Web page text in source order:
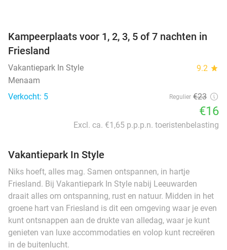
Kampeerplaats voor 1, 2, 3, 5 of 7 nachten in
Friesland
Vakantiepark In Style 9.2 star
Menaam
Verkocht: 5
Regulier €23
€16
Excl. ca. €1,65 p.p.p.n. toeristenbelasting
Vakantiepark In Style
Niks hoeft, alles mag. Samen ontspannen, in hartje
Friesland. Bij Vakantiepark In Style nabij Leeuwarden
draait alles om ontspanning, rust en natuur. Midden in het
groene hart van Friesland is dit een omgeving waar je even
kunt ontsnappen aan de drukte van alledag, waar je kunt
genieten van luxe accommodaties en volop kunt recreëren
in de buitenlucht.